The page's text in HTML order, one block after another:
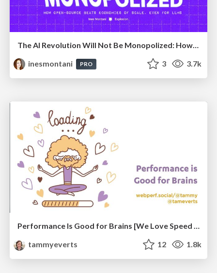
The AI Revolution Will Not Be Monopolized: How open-source beats economies of scale, even for LLMs
inesmontani
PRO 3 3.7k
Performance Is Good for Brains [We Love Speed 2024]
tammyeverts
12 1.8k